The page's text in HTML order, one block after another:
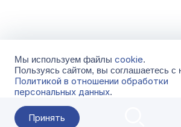
Мы используем файлы cookie.
Пользуясь сайтом, вы соглашаетесь с
Политикой в отношении обработки
персональных данных.
Принять